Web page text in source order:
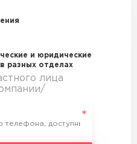
и юридические
разных отделах
лица